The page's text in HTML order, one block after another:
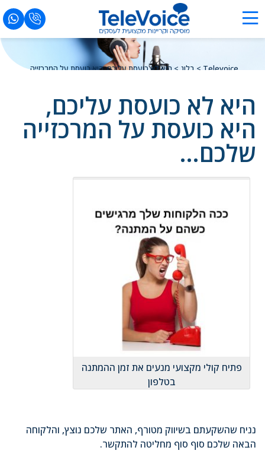
Televoice
>בלוג>היא לא כועסת עליכם, היא כועסת על המרכזייה
היא לא כועסת עליכם,
היא כועסת על המרכזייה
שלכם…
פתיח קולי מקצועי מנעים את זמן ההמתנה
בטלפון
נניח שהשקעתם בשיווק מטורף, האתר שלכם נוצץ, והלקוחה
הבאה שלכם סוף סוף מחליטה להתקשר.